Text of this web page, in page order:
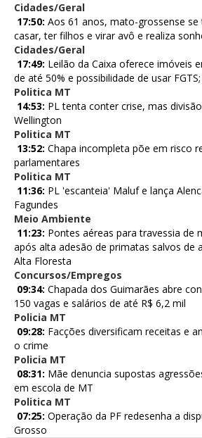
Cidades/Geral
17:50: Aos 61 anos, mato-grossense
casar, ter filhos e virar avô e realiza
Cidades/Geral
17:49: Leilão da Caixa oferece imóveis
de até 50% e possibilidade de usar
Politica MT
14:53: PL tenta conter crise, mas
Wellington
Politica MT
13:52: Chapa incompleta põe em risco
parlamentares
Politica MT
11:36: PL 'escanteia' Maluf e lança
Fagundes
Meio Ambiente
11:23: Pontes aéreas para travessia de
após alta adesão de primatas salvos de
Alta Floresta
Concursos/Empregos
09:34: Chapada dos Guimarães abre
150 vagas e salários de até R$ 6,2 mil
Policia MT
09:28: Facções diversificam receitas e
o crime
Policia MT
08:31: Mãe denuncia supostas
em escola de MT
Politica MT
07:25: Operação da PF redesenha a
Grosso